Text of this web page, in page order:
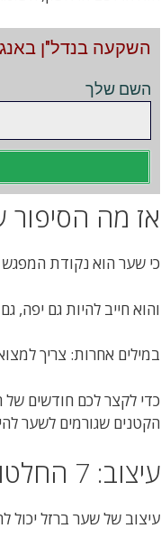
השקעה בנדל"ן
השם שלך
אז מה הסיפור
כי שער הוא נקודת המפגש
והוא חייב להיות גם יפה,
במילים אחרות: צריך
כדי לקצר לכם חודשים
הקטנים שגורמים לשער
עיצוב: 7 החלטות קטנות שעושות שער גדול
עיצוב של שער ברזל יכול